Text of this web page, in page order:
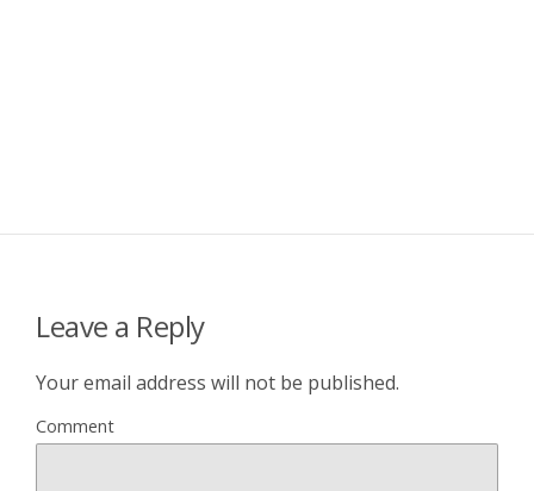
Leave a Reply
Your email address will not be published.
Comment